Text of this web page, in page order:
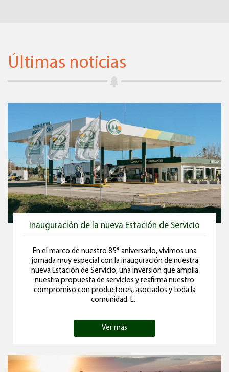
Últimas noticias
Inauguración de la nueva Estación de Servicio
En el marco de nuestro 85° aniversario, vivimos una
jornada muy especial con la inauguración de nuestra
nueva Estación de Servicio, una inversión que amplía
nuestra propuesta de servicios y reafirma nuestro
compromiso con productores, asociados y toda la
comunidad. L...
Ver más